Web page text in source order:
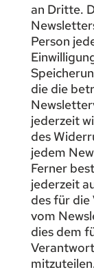
an Dritte.
Person
die die
jederzeit
des
jedem
Ferner
jederzeit
des für
vom
dies dem